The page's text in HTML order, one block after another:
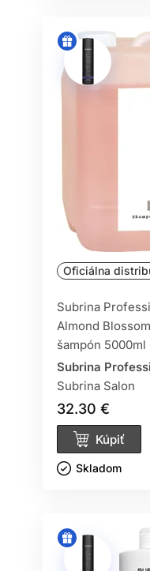
Oficiálna
Subrina
Almond
šampón 5000ml
Subrina
Subrina Salon
32.30 €
Kúpiť
Skladom ㅤ